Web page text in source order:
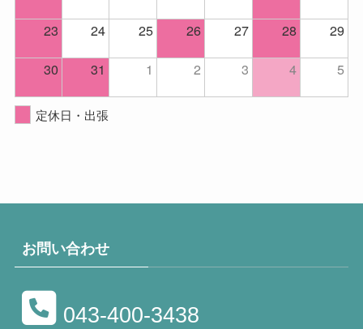
23
24 25 26 27 28
29
30
31 1 2 3 4 5
定休日・出張
お問い合わせ
043-400-3438